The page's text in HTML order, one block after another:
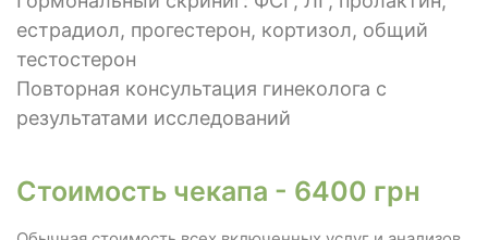
естрадиол, прогестерон, кортизол, общий
тестостерон
Повторная консультация гинеколога с
результатами исследований
Стоимость чекапа - 6400 грн